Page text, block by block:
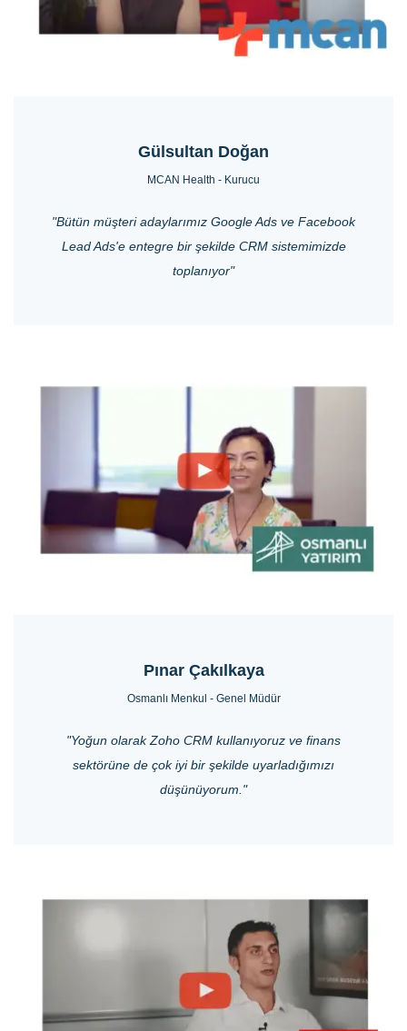
Gülsultan Doğan
MCAN Health - Kurucu
"Bütün müşteri adaylarımız Google Ads ve Facebook
Lead Ads'e entegre bir şekilde CRM sistemimizde
toplanıyor"
Pınar Çakılkaya
Osmanlı Menkul - Genel Müdür
"Yoğun olarak Zoho CRM kullanıyoruz ve finans
sektörüne de çok iyi bir şekilde uyarladığımızı
düşünüyorum."